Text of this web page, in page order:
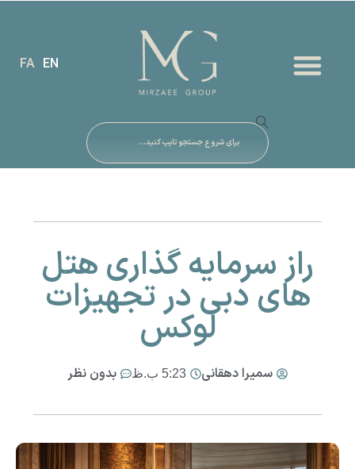
EN
FA
راز سرمایه گذاری هتل
های دبی در تجهیزات
لوکس
سمیرا دهقانی 5:23 ب.ظ بدون نظر